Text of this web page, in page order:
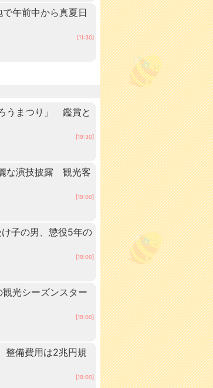
午前中から真夏日
[11:30]
うまつり」 鑑賞と
[19:30]
な演技披露 観光客
[19:00]
子の男、懲役5年の
[19:00]
光シーズンスター
[19:00]
整備費用は2兆円規
[19:00]